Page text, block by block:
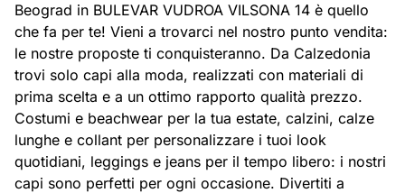
Beograd in BULEVAR VUDROA VILSONA 14 è quello
che fa per te! Vieni a trovarci nel nostro punto vendita:
le nostre proposte ti conquisteranno. Da Calzedonia
trovi solo capi alla moda, realizzati con materiali di
prima scelta e a un ottimo rapporto qualità prezzo.
Costumi e beachwear per la tua estate, calzini, calze
lunghe e collant per personalizzare i tuoi look
quotidiani, leggings e jeans per il tempo libero: i nostri
capi sono perfetti per ogni occasione. Divertiti a